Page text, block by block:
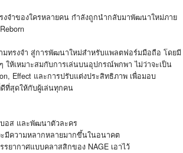
งจำของใครหลายคน กำลังถูกนำกลับมาพัฒนาใหม่ภาย
มทรงจำ สู่การพัฒนาใหม่สำหรับแพลตฟอร์มมือถือ โดยมี
ให้เหมาะสมกับการเล่นบนอุปกรณ์พกพา ไม่ว่าจะเป็น
Effect และการปรับแต่งประสิทธิภาพ เพื่อมอบ
ที่สุดให้กับผู้เล่นทุกคน
บอส และพัฒนาตัวละคร
มีความหลากหลายมากขึ้นในอนาคต
รยากาศแบบคลาสสิกของ NAGE เอาไว้